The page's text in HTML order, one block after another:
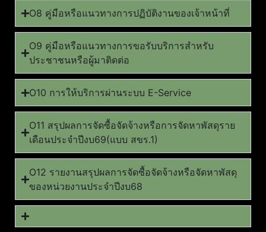
O8 คู่มือหรือแนวทางการปฏิบัติงานของเจ้าหน้าที่
O9 คู่มือหรือแนวทางการขอรับบริการสำหรับ
ประชาชนหรือผู้มาติดต่อ
O10 การให้บริการผ่านระบบ E-Service
O11 สรุปผลการจัดซื้อจัดจ้างหรือการจัดหาพัสดุราย
เดือนประจำปีงบ69(แบบ สขร.1)
O12 รายงานสรุปผลการจัดซื้อจัดจ้างหรือจัดหาพัสดุ
ของหน่วยงานประจำปีงบ68